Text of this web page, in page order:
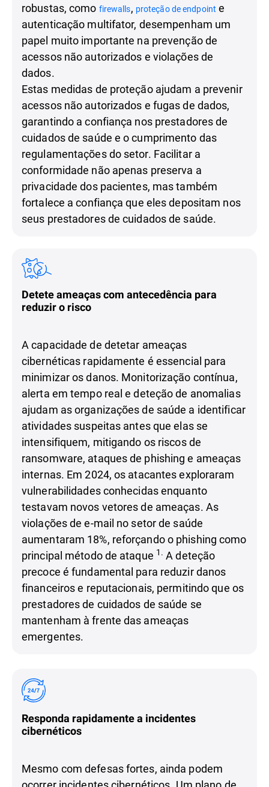
robustas, como firewalls, proteção de endpoint e
autenticação multifator, desempenham um
papel muito importante na prevenção de
acessos não autorizados e violações de
dados.
Estas medidas de proteção ajudam a prevenir
acessos não autorizados e fugas de dados,
garantindo a confiança nos prestadores de
cuidados de saúde e o cumprimento das
regulamentações do setor. Facilitar a
conformidade não apenas preserva a
privacidade dos pacientes, mas também
fortalece a confiança que eles depositam nos
seus prestadores de cuidados de saúde.
Detete ameaças com antecedência para
reduzir o risco
A capacidade de detetar ameaças
cibernéticas rapidamente é essencial para
minimizar os danos. Monitorização contínua,
alerta em tempo real e deteção de anomalias
ajudam as organizações de saúde a identificar
atividades suspeitas antes que elas se
intensifiquem, mitigando os riscos de
ransomware, ataques de phishing e ameaças
internas. Em 2024, os atacantes exploraram
vulnerabilidades conhecidas enquanto
testavam novos vetores de ameaças. As
violações de e-mail no setor de saúde
aumentaram 18%, reforçando o phishing como
principal método de ataque 1. A deteção
precoce é fundamental para reduzir danos
financeiros e reputacionais, permitindo que os
prestadores de cuidados de saúde se
mantenham à frente das ameaças
emergentes.
Responda rapidamente a incidentes
cibernéticos
Mesmo com defesas fortes, ainda podem